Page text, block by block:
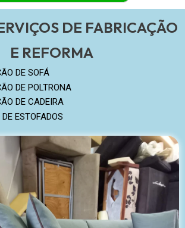
DE FABRICAÇÃO
E REFORMA
DE SOFÁ
DE POLTRONA
DE CADEIRA
ESTOFADOS